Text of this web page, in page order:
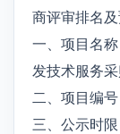
商评审排名
一、项目名
发技术服务
二、项目编
三、公示时限